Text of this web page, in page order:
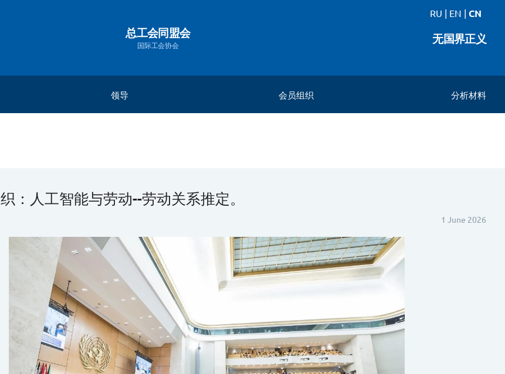
总工会同盟会
国际工会协会 无国界正义
RU | EN | CN
领导 会员组织 分析材料
：人工智能与劳动--劳动关系推定。
1 June 2026